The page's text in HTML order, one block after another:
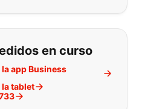
en curso
app Business
tablet